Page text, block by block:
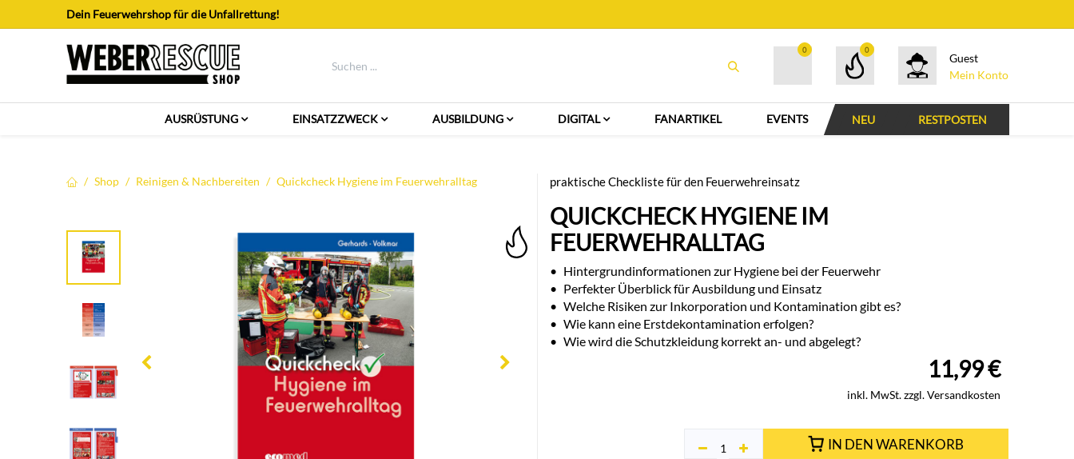
Zum Inhalt springenDein Feuerwehrshop für die Unfallrettung!
0 0
Guest
Mein Konto
AUSRÜSTUNG EINSATZZWECK AUSBILDUNG DIGITAL FANARTIKEL EVENTS NEU RESTPOSTEN
Shop Reinigen & Nachbereiten Quickcheck Hygiene im Feuerwehralltag praktische Checkliste für den Feuerwehreinsatz
QUICKCHECK HYGIENE IM
FEUERWEHRALLTAG
• Hintergrundinformationen zur Hygiene bei der Feuerwehr
• Perfekter Überblick für Ausbildung und Einsatz
• Welche Risiken zur Inkorporation und Kontamination gibt es?
• Wie kann eine Erstdekontamination erfolgen?
• Wie wird die Schutzkleidung korrekt an- und abgelegt?
11,99€
inkl. MwSt. zzgl. Versandkosten
IN DEN WARENKORB